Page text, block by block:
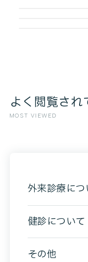
よく閲覧さ
MOST VIEWED
外来診療につ
健診について
その他